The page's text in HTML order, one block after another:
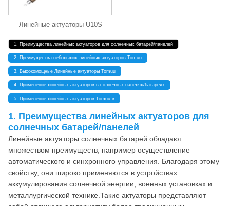
Линейные актуаторы U10S
1. Преимущества линейных актуаторов для солнечных батарей/панелей
2. Преимущества небольших линейных актуаторов Tomuu
3. Высокомощные Линейные актуаторы Tomuu
4. Применение линейных актуаторов в солнечных панелях/батареях
5. Применение линейных актуаторов Tomuu в
1. Преимущества линейных актуаторов для
солнечных батарей/панелей
Линейные актуаторы солнечных батарей обладают
множеством преимуществ, например осуществление
автоматического и синхронного управления. Благодаря этому
свойству, они широко применяются в устройствах
аккумулирования солнечной энергии, военных установках и
металлургической технике.Такие актуаторы представляют